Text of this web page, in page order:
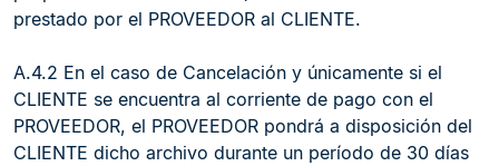
prestado por el PROVEEDOR al CLIENTE.
A.4.2 En el caso de Cancelación y únicamente si el
CLIENTE se encuentra al corriente de pago con el
PROVEEDOR, el PROVEEDOR pondrá a disposición del
CLIENTE dicho archivo durante un período de 30 días